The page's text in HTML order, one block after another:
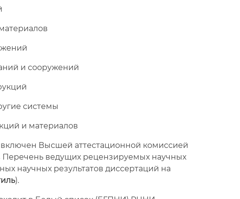
и сооружений
системы
и материалов
включен Высшей аттестационной комиссией
ведущих рецензируемых научных
научных результатов диссертаций на
).